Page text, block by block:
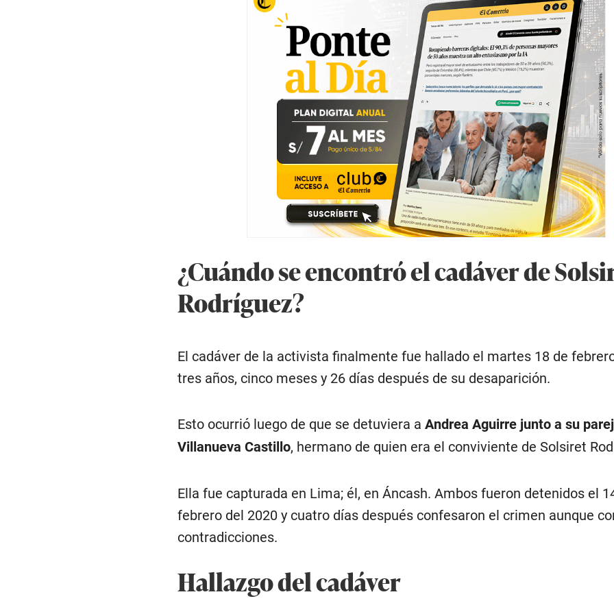
¿Cuándo se encontró el cadáver de
Rodríguez?
El cadáver de la activista finalmente fue hallado el martes 18 de
tres años, cinco meses y 26 días después de su desaparición.
Esto ocurrió luego de que se detuviera a Andrea Aguirre junto a su
Villanueva Castillo, hermano de quien era el conviviente de Solsiret
Ella fue capturada en Lima; él, en Áncash. Ambos fueron detenidos el
febrero del 2020 y cuatro días después confesaron el crimen aunque
contradicciones.
Hallazgo del cadáver